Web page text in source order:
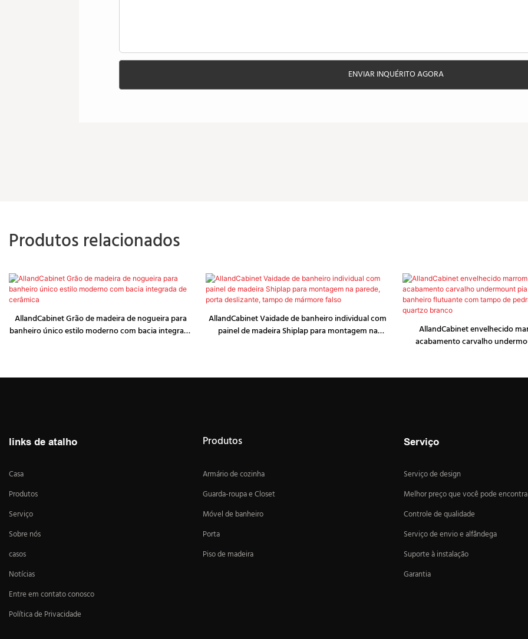
ENVIAR INQUÉRITO AGORA
Produtos relacionados
AllandCabinet Grão de madeira de nogueira para
banheiro único estilo moderno com bacia integrada
AllandCabinet Vaidade de banheiro individual com
painel de madeira Shiplap para montagem na
AllandCabinet envelhecido
acabamento carvalho
links de atalho
Casa
Produtos
Serviço
Sobre nós
casos
Notícias
Entre em contato conosco
Política de Privacidade
Produtos
Armário de cozinha
Guarda-roupa e Closet
Móvel de banheiro
Porta
Piso de madeira
Serviço
Serviço de design
Melhor preço que você pode
Controle de qualidade
Serviço de envio e alfândega
Suporte à instalação
Garantia